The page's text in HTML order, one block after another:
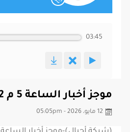
03:45
موجز أخبار الساعة 5 م 2026/05/12
12 مايو، 2026 - 05:05pm